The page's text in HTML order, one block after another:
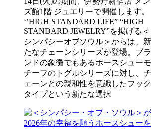
ズ館1階 ジュエリーで開催します。
‘’HIGH STANDARD LIFE” “HIGH
STANDARD JEWELRY”を掲げる＜
シンパシーオブソウル＞からは、新
たなチェーンシリーズが登場。ブラ
ンドの象徴でもあるホースシューモ
チーフのトグルシリーズに対し、チ
ェーンとの親和性を意識したフック
タイプという新たな選択